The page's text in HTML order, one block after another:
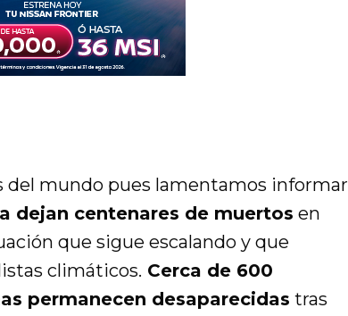
mundo pues lamentamos informar
dejan centenares de muertos en
que sigue escalando y que
climáticos. Cerca de 600
permanecen desaparecidas tras